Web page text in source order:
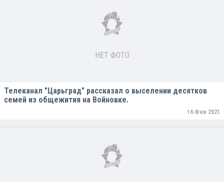
НЕТ ФОТО
Телеканал "Царьград" рассказал о выселении десятков
семей из общежития на Войновке.
16 Фев 2021